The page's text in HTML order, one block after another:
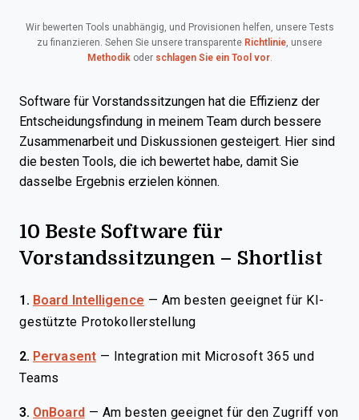
Wir bewerten Tools unabhängig, und Provisionen helfen, unsere Tests
zu finanzieren. Sehen Sie unsere transparente Richtlinie, unsere
Methodikoder schlagen Sie ein Tool vor.
Software für Vorstandssitzungen hat die Effizienz der
Entscheidungsfindung in meinem Team durch bessere
Zusammenarbeit und Diskussionen gesteigert. Hier sind
die besten Tools, die ich bewertet habe, damit Sie
dasselbe Ergebnis erzielen können.
10 Beste Software für
Vorstandssitzungen – Shortlist
1. Board Intelligence — Am besten geeignet für KI-
gestützte Protokollerstellung
2. Pervasent —
Integration mit Microsoft 365 und
Teams
3. OnBoard — Am besten geeignet für den Zugriff von